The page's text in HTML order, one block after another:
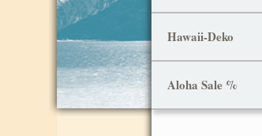
Hawaii-Deko
Aloha Sale %